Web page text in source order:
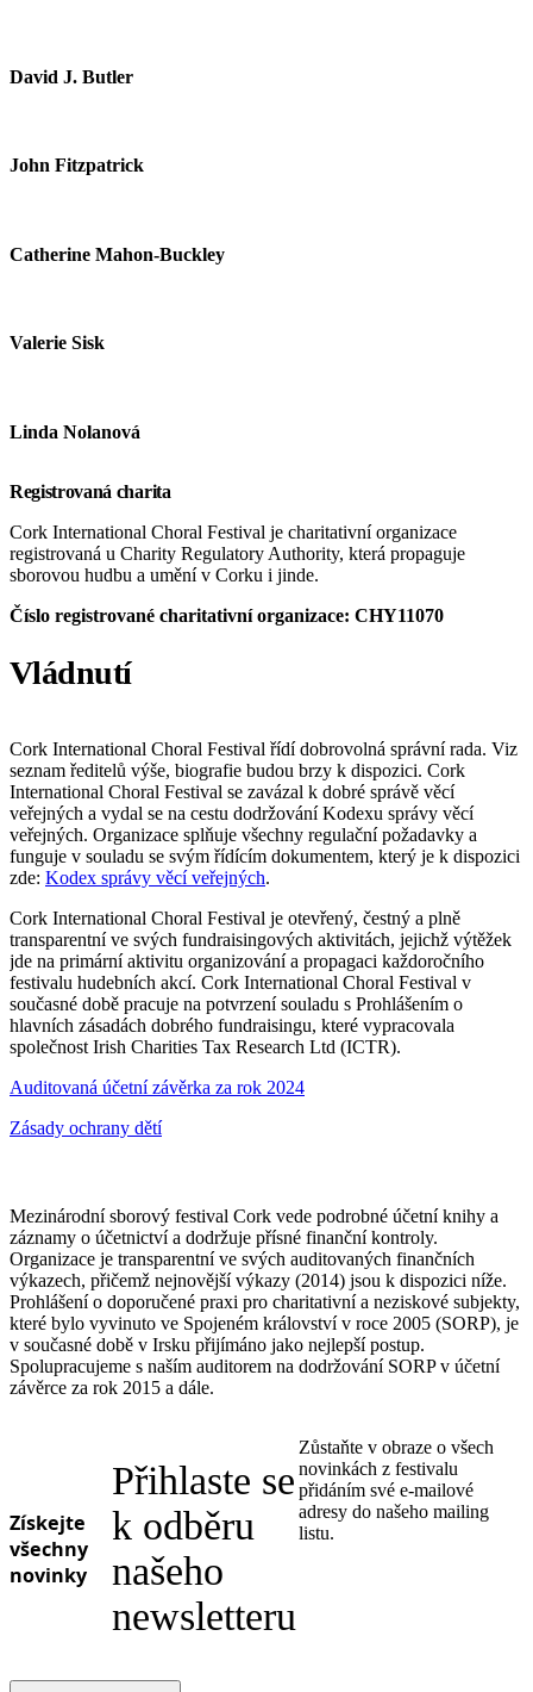
David J. Butler
John Fitzpatrick
Catherine Mahon-Buckley
Valerie Sisk
Linda Nolanová
Registrovaná charita
Cork International Choral Festival je charitativní organizace
registrovaná u Charity Regulatory Authority, která propaguje
sborovou hudbu a umění v Corku i jinde.
Číslo registrované charitativní organizace: CHY11070
Vládnutí
Cork International Choral Festival řídí dobrovolná správní rada. Viz
seznam ředitelů výše, biografie budou brzy k dispozici. Cork
International Choral Festival se zavázal k dobré správě věcí
veřejných a vydal se na cestu dodržování Kodexu správy věcí
veřejných. Organizace splňuje všechny regulační požadavky a
funguje v souladu se svým řídícím dokumentem, který je k dispozici
zde: Kodex správy věcí veřejných.
Cork International Choral Festival je otevřený, čestný a plně
transparentní ve svých fundraisingových aktivitách, jejichž výtěžek
jde na primární aktivitu organizování a propagaci každoročního
festivalu hudebních akcí. Cork International Choral Festival v
současné době pracuje na potvrzení souladu s Prohlášením o
hlavních zásadách dobrého fundraisingu, které vypracovala
společnost Irish Charities Tax Research Ltd (ICTR).
Auditovaná účetní závěrka za rok 2024
Zásady ochrany dětí
Mezinárodní sborový festival Cork vede podrobné účetní knihy a
záznamy o účetnictví a dodržuje přísné finanční kontroly.
Organizace je transparentní ve svých auditovaných finančních
výkazech, přičemž nejnovější výkazy (2014) jsou k dispozici níže.
Prohlášení o doporučené praxi pro charitativní a neziskové subjekty,
které bylo vyvinuto ve Spojeném království v roce 2005 (SORP), je
v současné době v Irsku přijímáno jako nejlepší postup.
Spolupracujeme s naším auditorem na dodržování SORP v účetní
závěrce za rok 2015 a dále.
Získejte
všechny
novinky
Přihlaste se
k odběru
našeho
newsletteru
Zůstaňte v obraze o všech
novinkách z festivalu
přidáním své e-mailové
adresy do našeho mailing
listu.